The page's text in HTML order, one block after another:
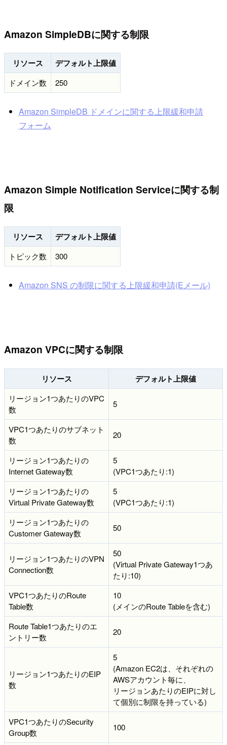
Amazon SimpleDBに関する制限
リソース デフォルト上限値
ドメイン数 250
Amazon SimpleDB ドメインに関する上限緩和申請
フォーム
Amazon Simple Notification Serviceに関する制
限
リソース デフォルト上限値
トピック数 300
Amazon SNS の制限に関する上限緩和申請(Eメール)
Amazon VPCに関する制限
リソース デフォルト上限値
リージョン1つあたりのVPC
数
5
VPC1つあたりのサブネット
数
20
リージョン1つあたりの
Internet Gateway数
5
(VPC1つあたり:1)
リージョン1つあたりの
Virtual Private Gateway数
5
(VPC1つあたり:1)
リージョン1つあたりの
Customer Gateway数
50
リージョン1つあたりのVPN
Connection数
50
(Virtual Private Gateway1つあ
たり:10)
VPC1つあたりのRoute
Table数
10
(メインのRoute Tableを含む)
Route Table1つあたりのエ
ントリー数
20
リージョン1つあたりのEIP
数
5
(Amazon EC2は、それぞれの
AWSアカウント毎に、
リージョンあたりのEIPに対し
て個別に制限を持っている)
VPC1つあたりのSecurity
Group数
100